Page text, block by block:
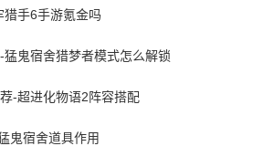
手6手游氪金吗
鬼宿舍猎梦者模式怎么解锁
-超进化物语2阵容搭配
鬼宿舍道具作用